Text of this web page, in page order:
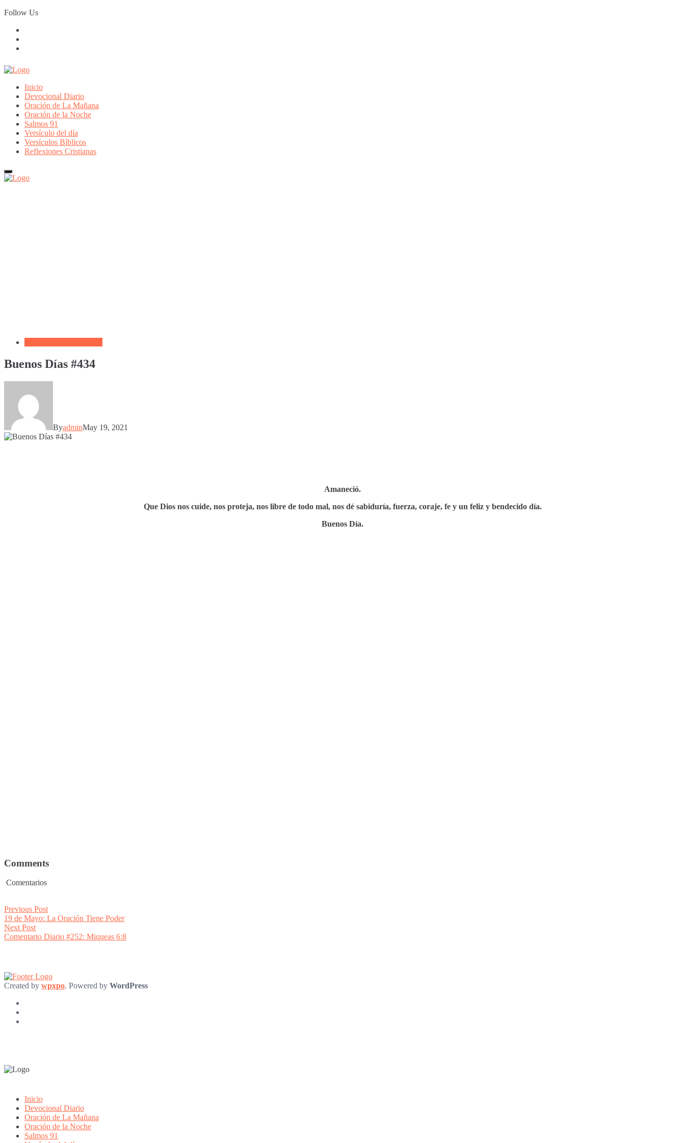
Skip
to
Follow Us
Inicio
Devocional Diario
Oración de La Mañana
Oración de la Noche
Salmos 91
Versículo del día
Versículos Bíblicos
Reflexiones Cristianas
Buenos Días #434
ByadminMay 19, 2021
Amaneció.
Que Dios nos cuide, nos proteja, nos libre de todo mal, nos dé sabiduría, fuerza, coraje, fe y un feliz y bendecido día.
Buenos Día.
Comments
Comentarios
Post
navigation
Previous PostPrevious
post:
19 de Mayo: La Oración Tiene Poder
Next PostNext
post:
Comentario Diario #252: Miqueas 6:8
Created by wpxpo. Powered by WordPress
Inicio
Devocional Diario
Oración de La Mañana
Oración de la Noche
Salmos 91